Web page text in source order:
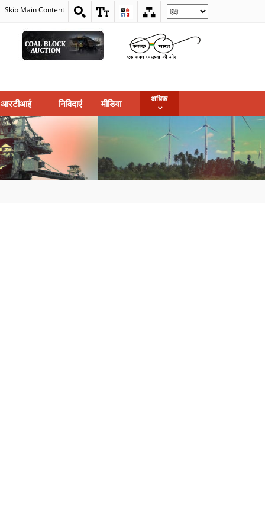
Skip Main Content
Select
your
आरटीआई + निविदाएं मीडिया + अधिक